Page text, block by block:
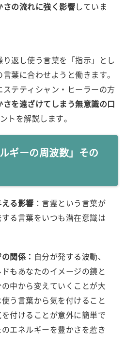
の流れに強く影響していま
返し使う言葉を「指示」とし
葉に合わせようと働きます。
テティシャン・ヒーラーの方
さを遠ざけてしまう無意識の口
トを解説します。
ギーの周波数」その
る影響 ：言霊という言葉が
る言葉をいつも潜在意識は
関係： 自分が発する波動、
もあなたのイメージの鏡と
中から変えていくことが大
う言葉から気を付けること
付けることが意外に簡単で
エネルギーを豊かさを惹き